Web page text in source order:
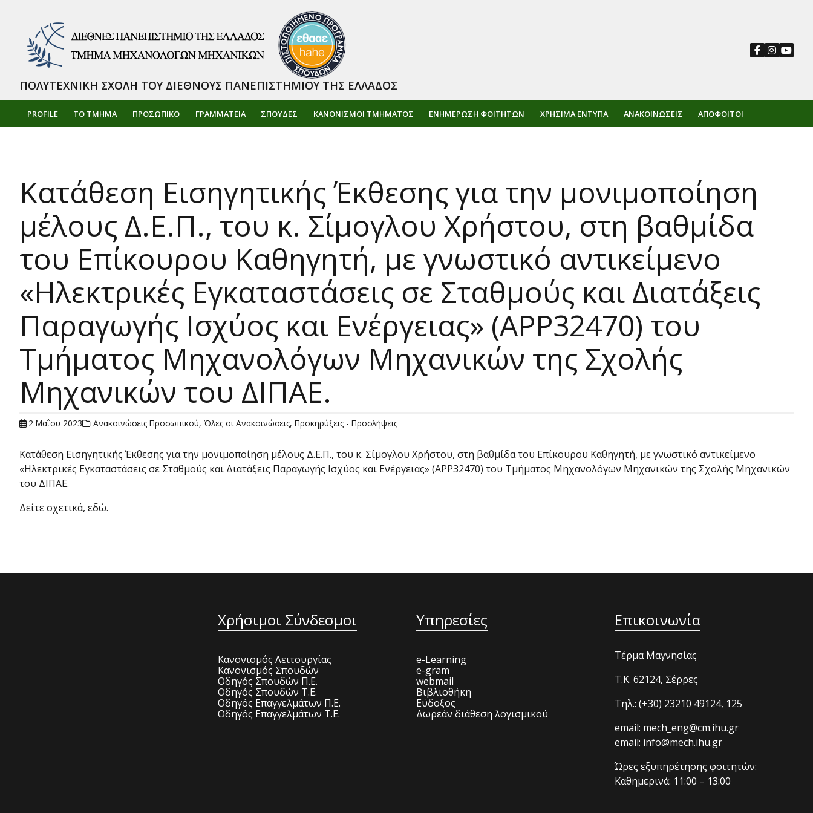
PROFILE ΤΟ ΤΜΗΜΑ ΠΡΟΣΩΠΙΚΌ ΓΡΑΜΜΑΤΕΙΑ ΣΠΟΥΔΕΣ ΚΑΝΟΝΙΣΜΟΙ ΤΜΗΜΑΤΟΣ ΕΝΗΜΈΡΩΣΗ ΦΟΙΤΗΤΏΝ ΧΡΉΣΙΜΑ ΈΝΤΥΠΑ ΑΝΑΚΟΙΝΏΣΕΙΣ ΑΠΌΦΟΙΤΟΙ
ΠΟΛΥΤΕΧΝΙΚΗ ΣΧΟΛΗ ΤΟΥ ΔΙΕΘΝΟΥΣ ΠΑΝΕΠΙΣΤΗΜΙΟΥ ΤΗΣ ΕΛΛΑΔΟΣ
Κατάθεση Εισηγητικής Έκθεσης για την μονιμοποίηση
μέλους Δ.Ε.Π., του κ. Σίμογλου Χρήστου, στη βαθμίδα
του Επίκουρου Καθηγητή, με γνωστικό αντικείμενο
«Ηλεκτρικές Εγκαταστάσεις σε Σταθμούς και Διατάξεις
Παραγωγής Ισχύος και Ενέργειας» (APP32470) του
Τμήματος Μηχανολόγων Μηχανικών της Σχολής
Μηχανικών του ΔΙΠΑΕ.
2 Μαΐου 2023 Ανακοινώσεις Προσωπικού, Όλες οι Ανακοινώσεις, Προκηρύξεις - Προσλήψεις
Κατάθεση Εισηγητικής Έκθεσης για την μονιμοποίηση μέλους Δ.Ε.Π., του κ. Σίμογλου Χρήστου, στη βαθμίδα του Επίκουρου Καθηγητή, με γνωστικό αντικείμενο
«Ηλεκτρικές Εγκαταστάσεις σε Σταθμούς και Διατάξεις Παραγωγής Ισχύος και Ενέργειας» (APP32470) του Τμήματος Μηχανολόγων Μηχανικών της Σχολής Μηχανικών
του ΔΙΠΑΕ.
Δείτε σχετικά, εδώ.
Χρήσιμοι Σύνδεσμοι
Κανονισμός Λειτουργίας
Κανονισμός Σπουδών
Οδηγός Σπουδών Π.Ε.
Οδηγός Σπουδών Τ.Ε.
Οδηγός Επαγγελμάτων Π.Ε.
Οδηγός Επαγγελμάτων Τ.Ε.
Υπηρεσίες
e-Learning
e-gram
webmail
Βιβλιοθήκη
Εύδοξος
Δωρεάν διάθεση λογισμικού
Επικοινωνία
Τέρμα Μαγνησίας
T.K. 62124, Σέρρες
Τηλ.: (+30) 23210 49124, 125
email: mech_eng@cm.ihu.gr
email: info@mech.ihu.gr
Ώρες εξυπηρέτησης φοιτητών:
Καθημερινά: 11:00 – 13:00